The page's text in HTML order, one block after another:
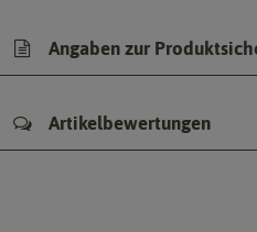
Angaben zur
Artikelbewertungen